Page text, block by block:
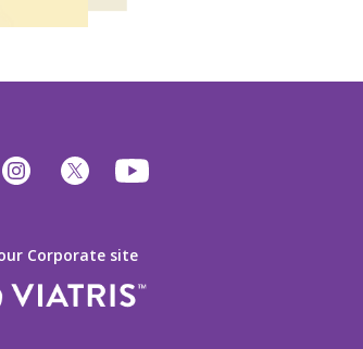
Corporate site